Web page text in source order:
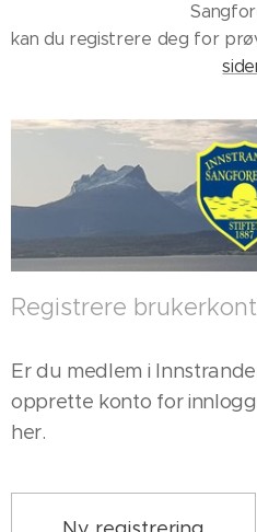
kan du registrere deg for
Registrere
Er du medlem i
opprette konto for
her.